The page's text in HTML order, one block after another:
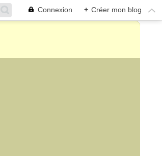
Connexion + Créer mon blog